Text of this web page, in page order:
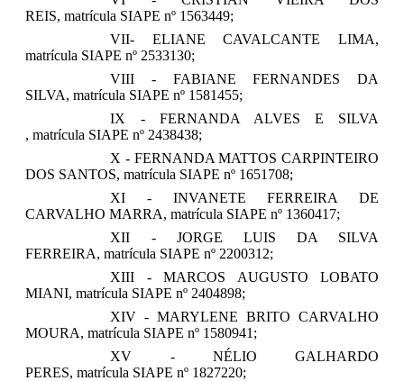
REIS, matrícula SIAPE nº 1563449;
VII- ELIANE CAVALCANTE LIMA,
matrícula SIAPE nº 2533130;
VIII - FABIANE FERNANDES DA
SILVA, matrícula SIAPE nº 1581455;
IX - FERNANDA ALVES E SILVA
, matrícula SIAPE nº 2438438;
X - FERNANDA MATTOS CARPINTEIRO
DOS SANTOS, matrícula SIAPE nº 1651708;
XI - INVANETE FERREIRA DE
CARVALHO MARRA, matrícula SIAPE nº 1360417;
XII - JORGE LUIS DA SILVA
FERREIRA, matrícula SIAPE nº 2200312;
XIII - MARCOS AUGUSTO LOBATO
MIANI, matrícula SIAPE nº 2404898;
XIV - MARYLENE BRITO CARVALHO
MOURA, matrícula SIAPE nº 1580941;
XV - NÉLIO GALHARDO
PERES, matrícula SIAPE nº 1827220;